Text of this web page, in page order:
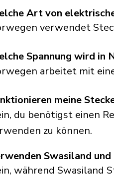
Art von
verwendet
Spannung wird in
arbeitet mit
meine
du benötigst einen
zu können.
während Swasiland
Swasiland